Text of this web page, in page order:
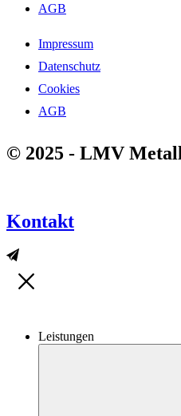
AGB
Impressum
Datenschutz
Cookies
AGB
© 2025 - LMV
Kontakt
Leistungen